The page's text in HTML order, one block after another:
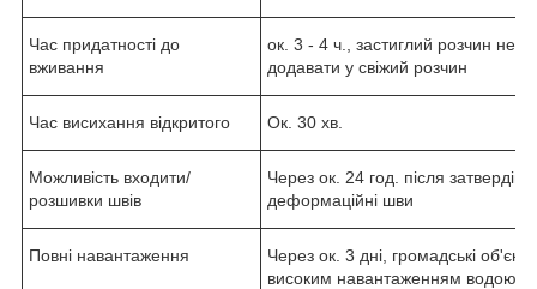
Час придатності до
вживання
ок. 3 - 4 ч., застиглий розчин не
додавати у свіжий розчин
Час висихання відкритого Ок. 30 хв.
Можливість входити/
розшивки швів
Через ок. 24 год. після
деформаційні шви
Повні навантаження
Через ок. 3 дні, громадські
високим навантаженням водою –